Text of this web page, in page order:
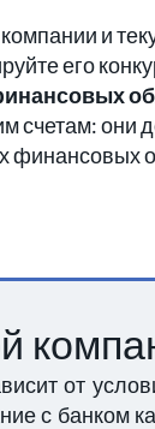
и
его
счетам: они
финансовых
от
с банком